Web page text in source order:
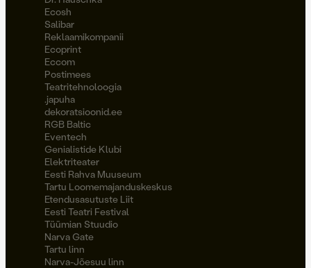
Ecosh
Salibar
Reklaamikompanii
Ecoprint
Eccom
Postimees
Teatritehnoloogia
.japuha
dekoratsioonid.ee
RGB Baltic
Eventech
Genialistide Klubi
Elektriteater
Eesti Rahva Muuseum
Tartu Loomemajanduskeskus
Etendusasutuste Liit
Eesti Teatri Festival
Tüümian Stuudio
Narva Gate
Tartu linn
Narva-Jõesuu linn